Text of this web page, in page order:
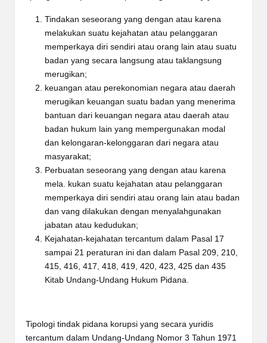
Tindakan seseorang yang dengan atau karena
melakukan suatu kejahatan atau pelanggaran
memperkaya diri sendiri atau orang lain atau suatu
badan yang secara langsung atau taklangsung
merugikan;
keuangan atau perekonomian negara atau daerah
merugikan keuangan suatu badan yang menerima
bantuan dari keuangan negara atau daerah atau
badan hukum lain yang mempergunakan modal
dan kelongaran-kelonggaran dari negara atau
masyarakat;
Perbuatan seseorang yang dengan atau karena
mela. kukan suatu kejahatan atau pelanggaran
memperkaya diri sendiri atau orang lain atau badan
dan vang dilakukan dengan menyalahgunakan
jabatan atau kedudukan;
Kejahatan-kejahatan tercantum dalam Pasal 17
sampai 21 peraturan ini dan dalam Pasal 209, 210,
415, 416, 417, 418, 419, 420, 423, 425 dan 435
Kitab Undang-Undang Hukum Pidana.
Tipologi tindak pidana korupsi yang secara yuridis
tercantum dalam Undang-Undang Nomor 3 Tahun 1971